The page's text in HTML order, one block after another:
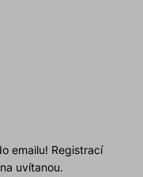
emailu! Registrací
uvítanou.